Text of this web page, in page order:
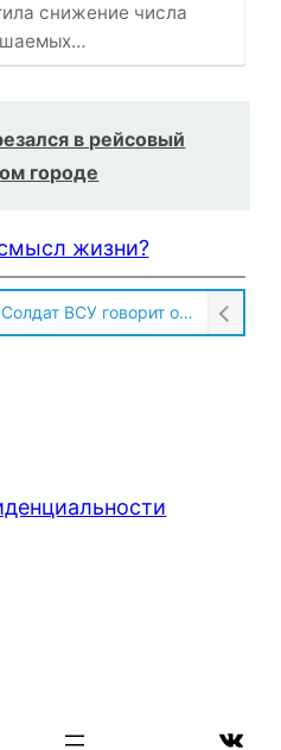
снижение числа
в рейсовый
городе
жизни?
Солдат ВСУ говорит о том, чтобы продавали топливо для ремонта техники в Угледаре